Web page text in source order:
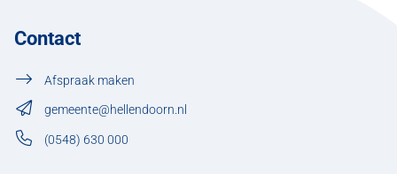
Contact
Afspraak maken
gemeente@hellendoorn.nl
(0548) 630 000